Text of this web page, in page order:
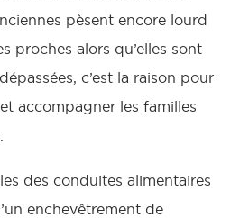
pèsent encore lourd
proches alors qu’elles sont
c’est la raison pour
accompagner les familles
des conduites alimentaires
enchevêtrement de